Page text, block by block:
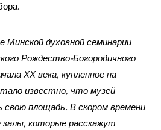
Минской духовной семинарии
Рождество-Богородичного
ХХ века, купленное на
известно, что музей
площадь. В скором времени
которые расскажут